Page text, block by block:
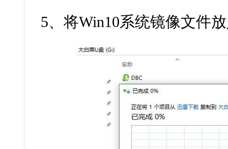
5、将Win10系统镜像文件